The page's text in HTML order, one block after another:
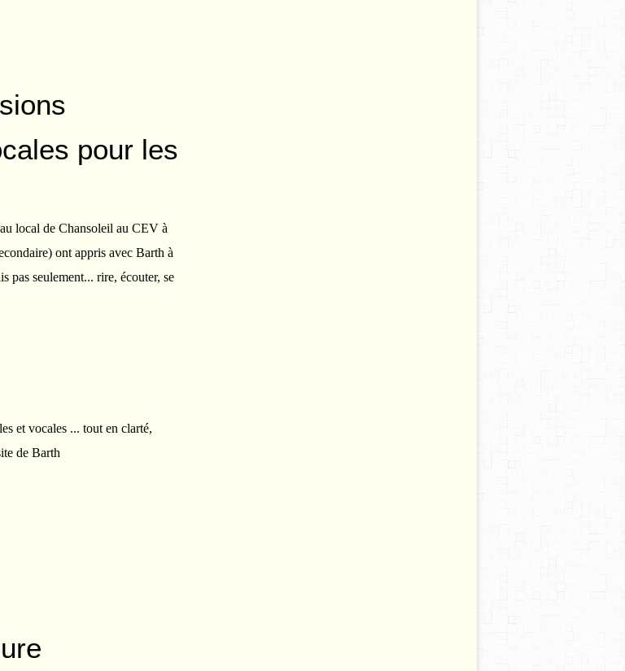
pour les
local de Chansoleil au CEV à
ont appris avec Barth à
pas seulement... rire, écouter, se
et vocales ... tout en clarté,
de Barth